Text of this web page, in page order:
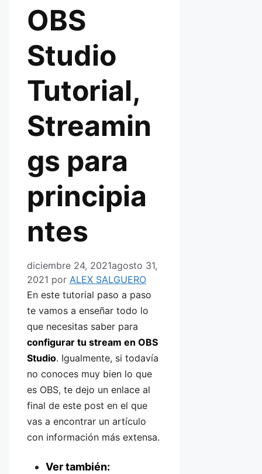
OBS
Studio
Tutorial,
Streamin
gs para
principia
ntes
diciembre 24, 2021agosto 31,
2021 por ALEX SALGUERO
En este tutorial paso a paso
te vamos a enseñar todo lo
que necesitas saber para
configurar tu stream en OBS
Studio. Igualmente, si todavía
no conoces muy bien lo que
es OBS, te dejo un enlace al
final de este post en el que
vas a encontrar un artículo
con información más extensa.
Ver también: